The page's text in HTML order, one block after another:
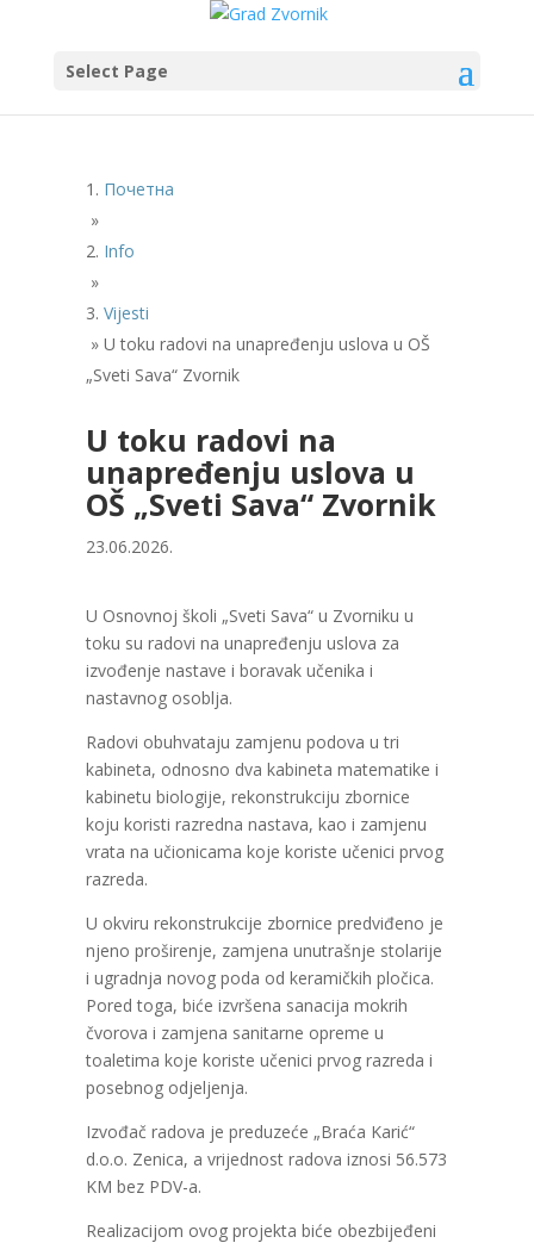
Select Page
Почетна
»
Info
»
Vijesti
»U toku radovi na unapređenju uslova u OŠ
„Sveti Sava“ Zvornik
U toku radovi na
unapređenju uslova u
OŠ „Sveti Sava“ Zvornik
23.06.2026.
U Osnovnoj školi „Sveti Sava“ u Zvorniku u
toku su radovi na unapređenju uslova za
izvođenje nastave i boravak učenika i
nastavnog osoblja.
Radovi obuhvataju zamjenu podova u tri
kabineta, odnosno dva kabineta matematike i
kabinetu biologije, rekonstrukciju zbornice
koju koristi razredna nastava, kao i zamjenu
vrata na učionicama koje koriste učenici prvog
razreda.
U okviru rekonstrukcije zbornice predviđeno je
njeno proširenje, zamjena unutrašnje stolarije
i ugradnja novog poda od keramičkih pločica.
Pored toga, biće izvršena sanacija mokrih
čvorova i zamjena sanitarne opreme u
toaletima koje koriste učenici prvog razreda i
posebnog odjeljenja.
Izvođač radova je preduzeće „Braća Karić“
d.o.o. Zenica, a vrijednost radova iznosi 56.573
KM bez PDV-a.
Realizacijom ovog projekta biće obezbijeđeni